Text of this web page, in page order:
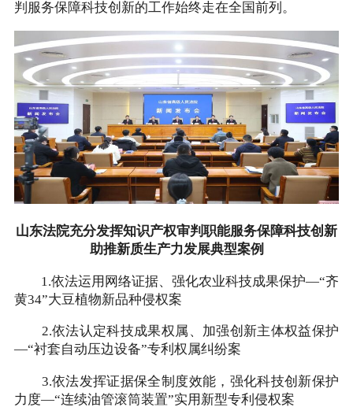
判服务保障科技创新的工作始终走在全国前列。
山东法院充分发挥知识产权审判职能服务保障科技创新
助推新质生产力发展典型案例
1.依法运用网络证据、强化农业科技成果保护—“齐
黄34”大豆植物新品种侵权案
2.依法认定科技成果权属、加强创新主体权益保护
—“衬套自动压边设备”专利权属纠纷案
3.依法发挥证据保全制度效能，强化科技创新保护
力度—“连续油管滚筒装置”实用新型专利侵权案